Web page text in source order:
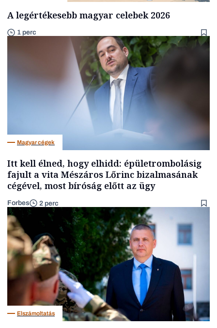
A legértékesebb magyar celebek 2026
1 perc
Magyar cégek
Itt kell élned, hogy elhidd: épületrombolásig
fajult a vita Mészáros Lőrinc bizalmasának
cégével, most bíróság előtt az ügy
Forbes 2 perc
Elszámoltatás